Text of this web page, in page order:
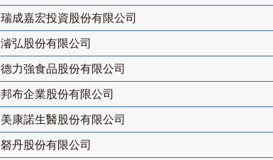
瑞成嘉宏投資股份有限公司
濬弘股份有限公司
德力強食品股份有限公司
邦布企業股份有限公司
美康諾生醫股份有限公司
砮丹股份有限公司